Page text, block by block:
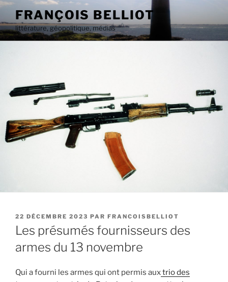
Aller
contenu
principal
FRANÇOIS BELLIOT
littérature, géopolitique, médias
PUBLIÉ
LE
22 DÉCEMBRE 2023 PAR FRANCOISBELLIOT
Les présumés fournisseurs des
armes du 13 novembre
Qui a fourni les armes qui ont permis auxtrio des